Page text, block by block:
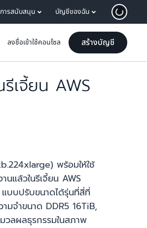
การสนับสนุน บัญชีของฉัน
ลงชื่อเข้าใช้คอนโซล สร้างบัญชี
เจี้ยน AWS
พร้อมให้ใช้
แล้วในรีเจี้ยน AWS
บบปรับขนาดได้รุ่นที่สี่ที่
จำขนาด DDR5 16TiB,
วลผลธุรกรรมในสภาพ